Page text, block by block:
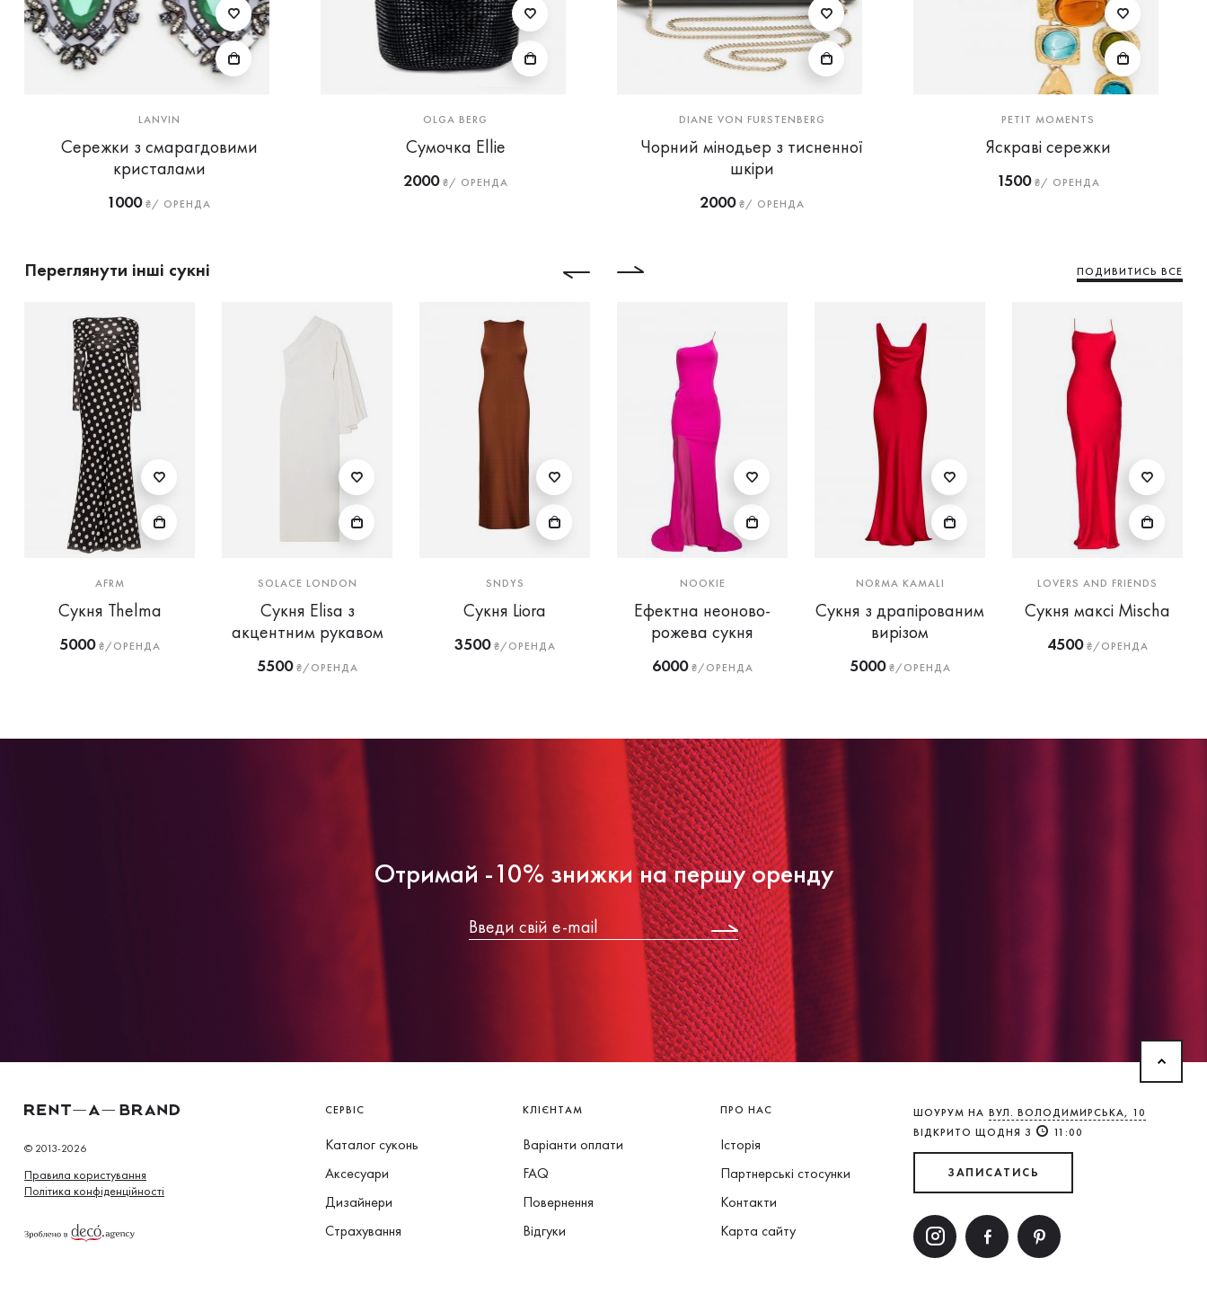
LANVIN
Сережки з смарагдовими
кристалами
1000₴/ ОРЕНДА
OLGA BERG
Сумочка Ellie
2000₴/ ОРЕНДА
DIANE VON FURSTENBERG
Чорний мінодьер з тисненної
шкіри
2000₴/ ОРЕНДА
PETIT MOMENTS
Яскраві сережки
1500₴/ ОРЕНДА
Переглянути інші сукні ПОДИВИТИСЬ ВСЕ
AFRM
Сукня Thelma
5000₴/ОРЕНДА
SOLACE LONDON
Сукня Elisa з
акцентним рукавом
5500₴/ОРЕНДА
SNDYS
Сукня Liora
3500₴/ОРЕНДА
NOOKIE
Ефектна неоново-
рожева сукня
6000₴/ОРЕНДА
NORMA KAMALI
Сукня з драпірованим
вирізом
5000₴/ОРЕНДА
LOVERS AND FRIENDS
Сукня максі Mischa
4500₴/ОРЕНДА
Отримай -10% знижки на першу оренду
© 2013-2026
Правила користування
Політика конфіденційності
СЕРВІС
Каталог суконь
Аксесуари
Дизайнери
Страхування
КЛІЄНТАМ
Варіанти оплати
FAQ
Повернення
Відгуки
ПРО НАС
Історія
Партнерські стосунки
Контакти
Карта сайту
ШОУРУМ НА ВУЛ. ВОЛОДИМИРСЬКА, 10
ВІДКРИТО ЩОДНЯ З
11:00
ЗАПИСАТИСЬ